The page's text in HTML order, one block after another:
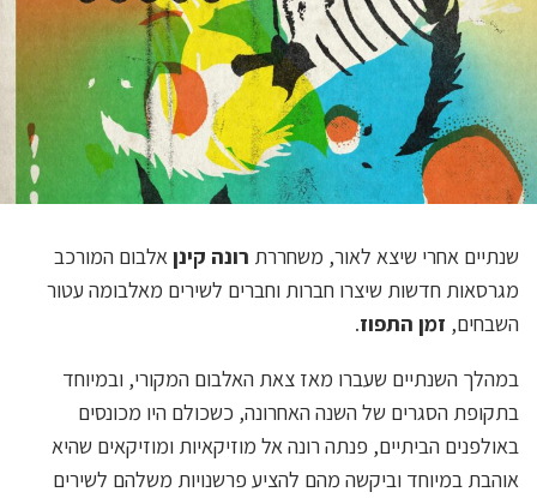
שנתיים אחרי שיצא לאור, משחררת רונה קינןאלבום המורכב
מגרסאות חדשות שיצרו חברות וחברים לשירים מאלבומה עטור
השבחים, זמן התפוז.
במהלך השנתיים שעברו מאז צאת האלבום המקורי, ובמיוחד
בתקופת הסגרים של השנה האחרונה, כשכולם היו מכונסים
באולפנים הביתיים, פנתה רונה אל מוזיקאיות ומוזיקאים שהיא
אוהבת במיוחד וביקשה מהם להציע פרשנויות משלהם לשירים